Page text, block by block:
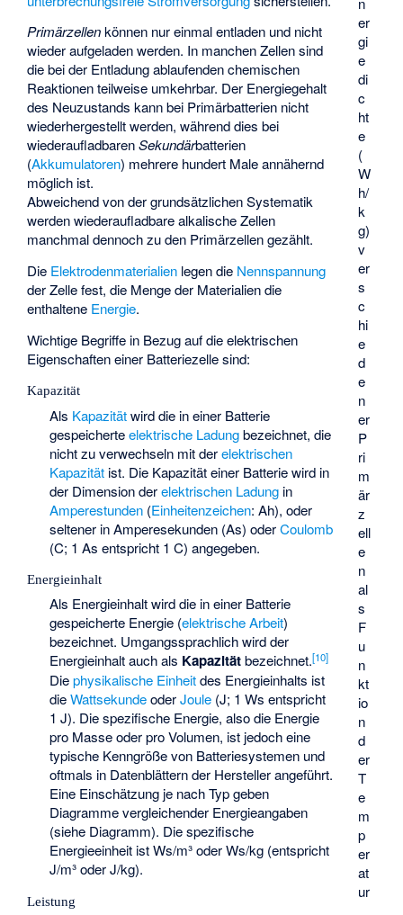
er
gi
e
di
c
ht
e
(
W
h/
k
g)
v
er
s
c
hi
e
d
e
n
er
P
ri
m
är
z
ell
e
n
al
s
F
u
n
kt
io
n
d
er
T
e
m
p
er
at
ur
Primärzellenkönnen nur einmal entladen und nicht
wieder aufgeladen werden. In manchen Zellen sind
die bei der Entladung ablaufenden chemischen
Reaktionen teilweise umkehrbar. Der Energiegehalt
des Neuzustands kann bei Primärbatterien nicht
wiederhergestellt werden, während dies bei
wiederaufladbarenSekundärbatterien
(Akkumulatoren) mehrere hundert Male annähernd
möglich ist.
Abweichend von der grundsätzlichen Systematik
werden wiederaufladbare alkalische Zellen
manchmal dennoch zu den Primärzellen gezählt.
Die Elektrodenmaterialien legen die Nennspannung
der Zelle fest, die Menge der Materialien die
enthaltene Energie.
Wichtige Begriffe in Bezug auf die elektrischen
Eigenschaften einer Batteriezelle sind:
Kapazität
Als Kapazitätwird die in einer Batterie
gespeicherteelektrische Ladungbezeichnet, die
nicht zu verwechseln mit derelektrischen
Kapazitätist. Die Kapazität einer Batterie wird in
der Dimension derelektrischen Ladungin
Amperestunden(Einheitenzeichen: Ah), oder
seltener in Amperesekunden (As) oderCoulomb
(C; 1 As entspricht 1 C) angegeben.
Energieinhalt
Als Energieinhalt wird die in einer Batterie
gespeicherte Energie (elektrische Arbeit)
bezeichnet. Umgangssprachlich wird der
Energieinhalt auch als Kapazitätbezeichnet.[10]
Diephysikalische Einheitdes Energieinhalts ist
dieWattsekundeoderJoule(J; 1 Ws entspricht
1 J). Die spezifische Energie, also die Energie
pro Masse oder pro Volumen, ist jedoch eine
typische Kenngröße von Batteriesystemen und
oftmals in Datenblättern der Hersteller angeführt.
Eine Einschätzung je nach Typ geben
Diagramme vergleichender Energieangaben
(siehe Diagramm). Die spezifische
Energieeinheit ist Ws/m³ oder Ws/kg (entspricht
J/m³ oder J/kg).
Leistung